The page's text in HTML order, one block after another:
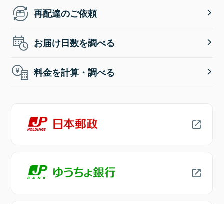
再配達のご依頼
お届け日数を調べる
料金を計算・調べる